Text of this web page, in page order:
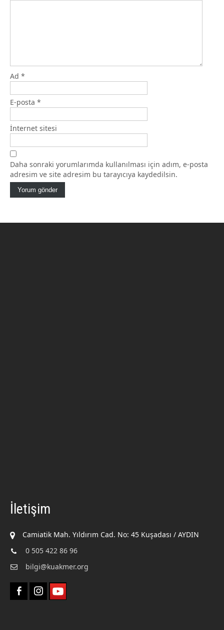
Ad *
E-posta *
İnternet sitesi
Daha sonraki yorumlarımda kullanılması için adım, e-posta
adresim ve site adresim bu tarayıcıya kaydedilsin.
İletişim
Camiatik Mah. Yıldırım Cad. No: 45 Kuşadası / AYDIN
0 505 422 86 96
bilgi@kuakmer.org